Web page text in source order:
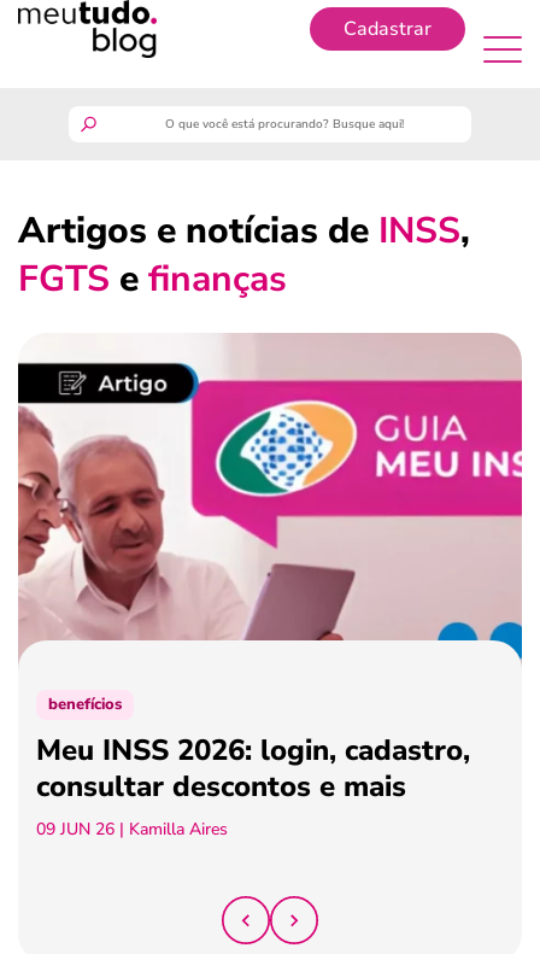
Cadastrar
guia do trabalhador
benefícios
crédito fácil
últimas notícias
ferramentas
Artigos e notícias de INSS,
FGTS efinanças
benefícios
Meu INSS 2026: login, cadastro,
consultar descontos e mais
09 JUN 26 | Kamilla Aires